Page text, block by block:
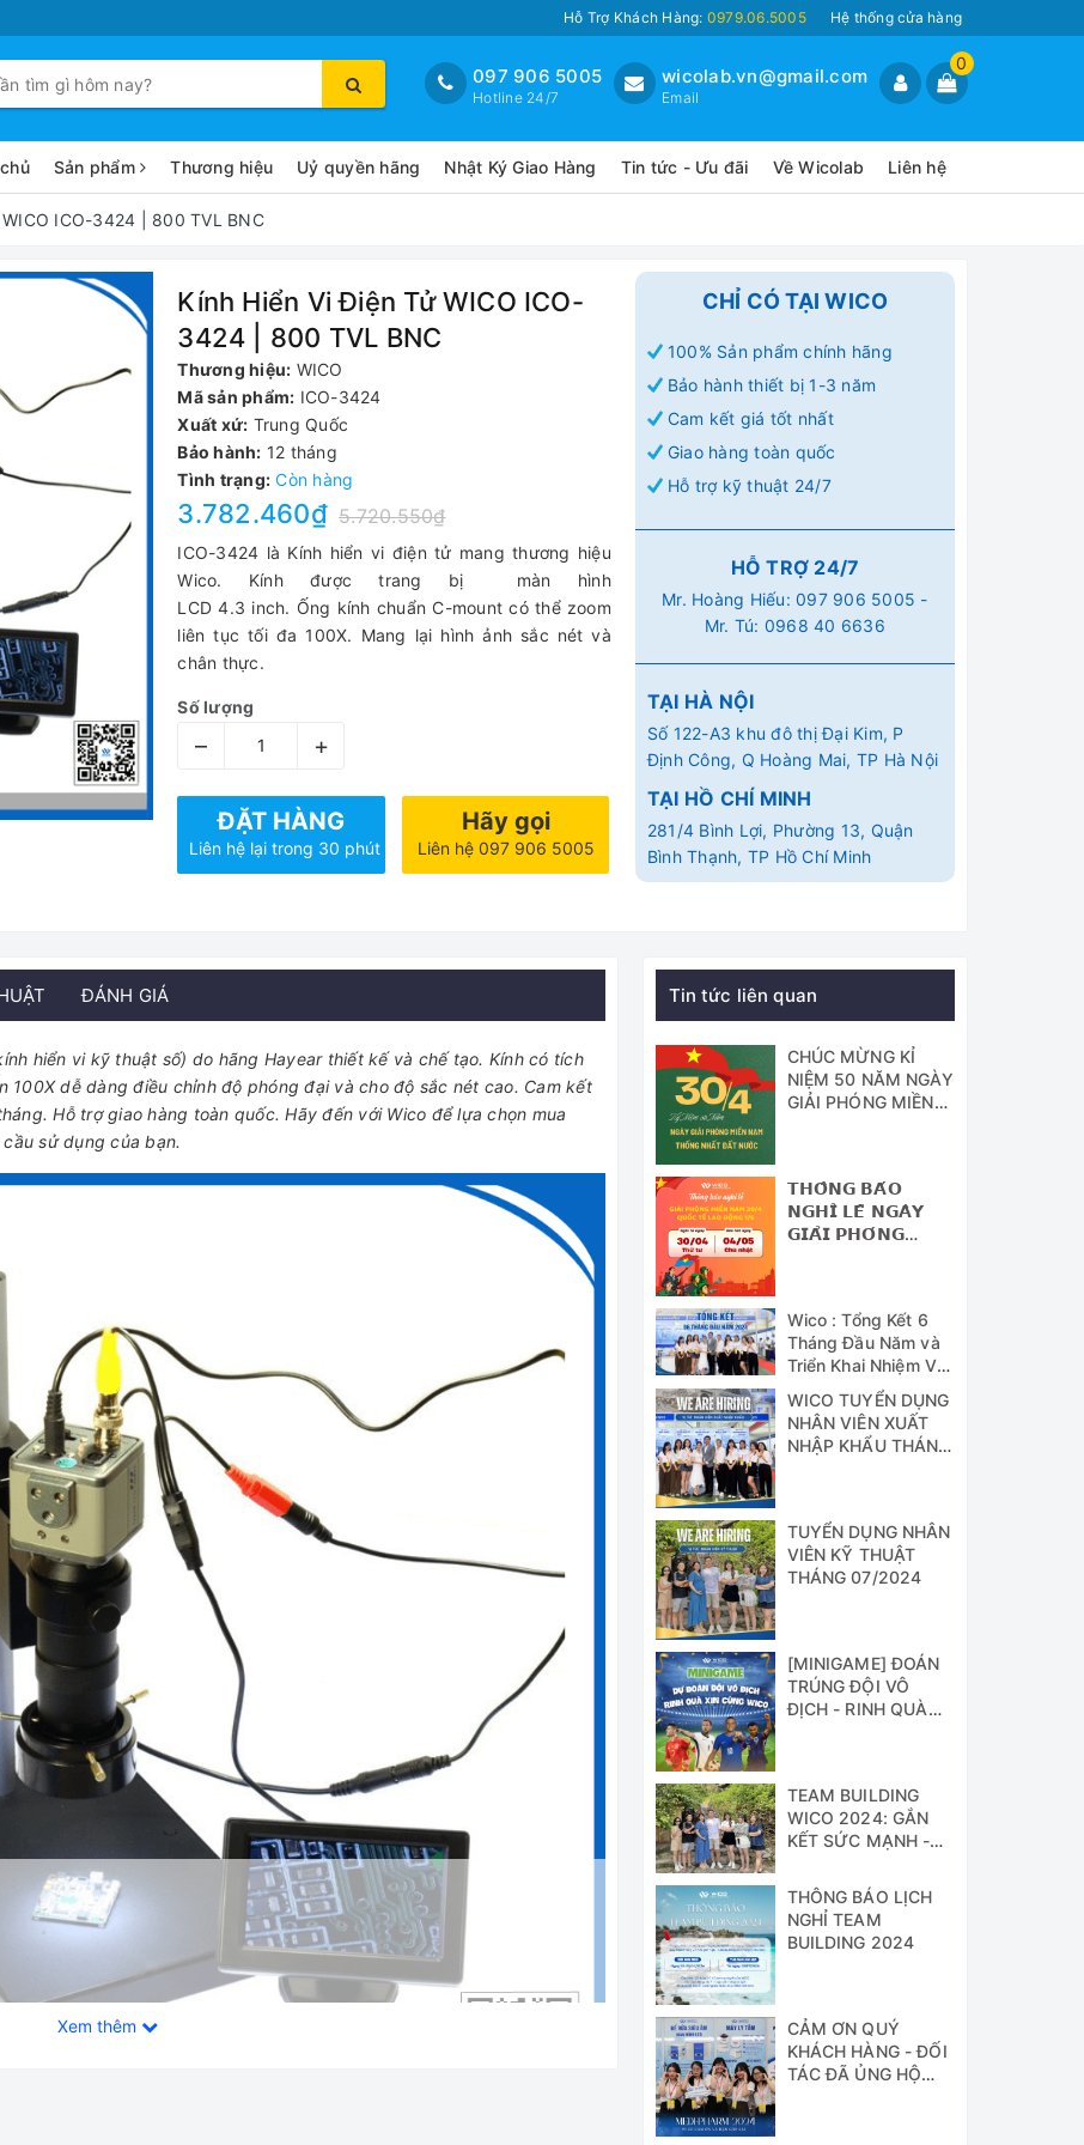
Hỗ Trợ Khách Hàng: 0979.06.5005 Hệ thống cửa hàng
0
wicolab.vn@gmail.com
Email
097 906 5005
Hotline 24/7
Sản phẩm Thương hiệu Uỷ quyền hãng Nhật Ký Giao Hàng Tin tức - Ưu đãi Về Wicolab Liên hệ
ICO-3424 | 800 TVL BNC
Kính Hiển Vi Điện Tử WICO ICO-
3424 | 800 TVL BNC
Thương hiệu: WICO
Mã sản phẩm: ICO-3424
Xuất xứ: Trung Quốc
Bảo hành: 12 tháng
Tình trạng: Còn hàng
3.782.460₫ 5.720.550₫
ICO-3424 là Kính hiển vi điện tử mang thương hiệu
Wico. Kính được trang bị màn hình
LCD 4.3 inch. Ống kính chuẩn C-mount có thể zoom
liên tục tối đa 100X. Mang lại hình ảnh sắc nét và
chân thực.
Số lượng
– +
ĐẶT HÀNG
Liên hệ lại trong 30 phút
Hãy gọi
Liên hệ 097 906 5005
CHỈ CÓ TẠI WICO
100% Sản phẩm chính hãng
Bảo hành thiết bị 1-3 năm
Cam kết giá tốt nhất
Giao hàng toàn quốc
Hỗ trợ kỹ thuật 24/7
HỖ TRỢ 24/7
Mr. Hoàng Hiếu:097 906 5005 -
Mr. Tú: 0968 40 6636
TẠI HÀ NỘI
Số 122-A3 khu đô thị Đại Kim, P
Định Công, Q Hoàng Mai, TP Hà Nội
TẠI HỒ CHÍ MINH
281/4 Bình Lợi, Phường 13, Quận
Bình Thạnh, TP Hồ Chí Minh
ĐÁNH GIÁ
hiển vi kỹ thuật số) do hãng Hayear thiết kế và chế tạo. Kính có tích
100X dễ dàng điều chỉnh độ phóng đại và cho độ sắc nét cao. Cam kết
Hỗ trợ giao hàng toàn quốc. Hãy đến với Wico để lựa chọn mua
sử dụng của bạn.
Xem thêm
Tin tức liên quan
CHÚC MỪNG KỈ
NIỆM 50 NĂM NGÀY
GIẢI PHÓNG MIỀN
𝗧𝗛𝗢̂𝗡𝗚 𝗕𝗔́𝗢
𝗡𝗚𝗛𝗜̉ 𝗟𝗘̂̃ 𝗡𝗚𝗔̀𝗬
𝗚𝗜𝗔̉𝗜 𝗣𝗛𝗢́𝗡𝗚
(𝟭/𝟱)
Wico : Tổng Kết 6
Tháng Đầu Năm và
Triển Khai Nhiệm Vụ
Công Tác 6 Tháng
Cuối Năm 2024
WICO TUYỂN DỤNG
NHÂN VIÊN XUẤT
NHẬP KHẨU THÁNG
TUYỂN DỤNG NHÂN
VIÊN KỸ THUẬT
THÁNG 07/2024
[MINIGAME] ĐOÁN
TRÚNG ĐỘI VÔ
ĐỊCH - RINH QUÀ
TEAM BUILDING
WICO 2024: GẮN
KẾT SỨC MẠNH -
THÀNH CÔNG
THÔNG BÁO LỊCH
NGHỈ TEAM
BUILDING 2024
CẢM ƠN QUÝ
KHÁCH HÀNG - ĐỐI
TÁC ĐÃ ỦNG HỘ